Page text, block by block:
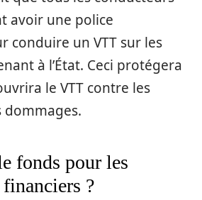
avoir une police
conduire un VTT sur les
à l’État. Ceci protégera
le VTT contre les
dommages.
fonds pour les
?